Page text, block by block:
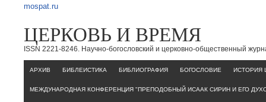
mospat.ru
ЦЕРКОВЬ И ВРЕМЯ
ISSN 2221-8246. Научно-богословский и церковно-общественный
AРХИВ БИБЛЕИСТИКА БИБЛИОГРАФИЯ БОГОСЛОВИЕ ИСТОРИЯ
МЕЖДУНАРОДНАЯ КОНФЕРЕНЦИЯ "ПРЕПОДОБНЫЙ ИСААК СИРИН И ЕГО